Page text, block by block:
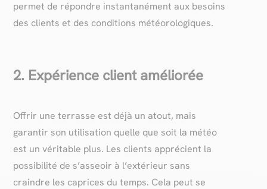
permet de répondre instantanément aux besoins
des clients et des conditions météorologiques.
2. Expérience client améliorée
Offrir une terrasse est déjà un atout, mais
garantir son utilisation quelle que soit la météo
est un véritable plus. Les clients apprécient la
possibilité de s’asseoir à l’extérieur sans
craindre les caprices du temps. Cela peut se